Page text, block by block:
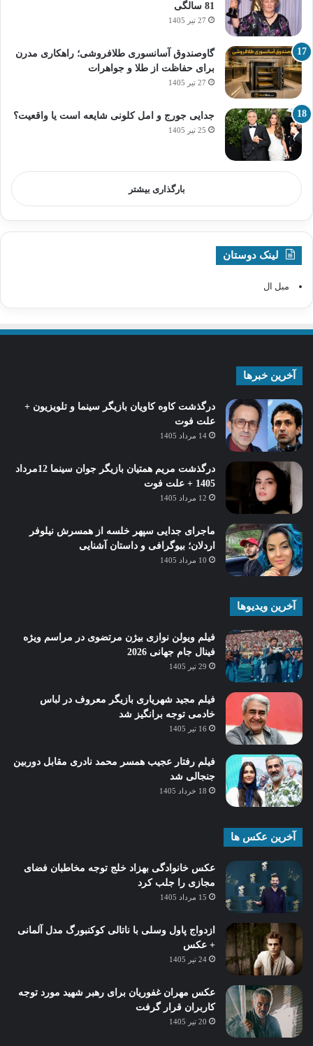
81 سالگی
27 تیر 1405
گاوصندوق آسانسوری طلافروشی؛ راهکاری مدرن
برای حفاظت از طلا و جواهرات
27 تیر 1405
جدایی جورج و امل کلونی شایعه است یا واقعیت؟
25 تیر 1405
بارگذاری بیشتر
لینک دوستان
مبل ال
آخرین خبرها
درگذشت کاوه کاویان بازیگر سینما و تلویزیون +
علت فوت
14 مرداد 1405
درگذشت مریم همتیان بازیگر جوان سینما 12مرداد
1405 + علت فوت
12 مرداد 1405
ماجرای جدایی سپهر خلسه از همسرش نیلوفر
اردلان؛ بیوگرافی و داستان آشنایی
10 مرداد 1405
آخرین ویدیوها
فیلم ویولن نوازی بیژن مرتضوی در مراسم ویژه
فینال جام جهانی 2026
29 تیر 1405
فیلم مجید شهریاری بازیگر معروف در لباس
خادمی توجه برانگیز شد
16 تیر 1405
فیلم رفتار عجیب همسر محمد نادری مقابل دوربین
جنجالی شد
18 خرداد 1405
آخرین عکس ها
عکس خانوادگی بهزاد خلج توجه مخاطبان فضای
مجازی را جلب کرد
15 مرداد 1405
ازدواج پاول وسلی با ناتالی کوکنبورگ مدل آلمانی
+ عکس
24 تیر 1405
عکس مهران غفوریان برای رهبر شهید مورد توجه
کاربران قرار گرفت
20 تیر 1405